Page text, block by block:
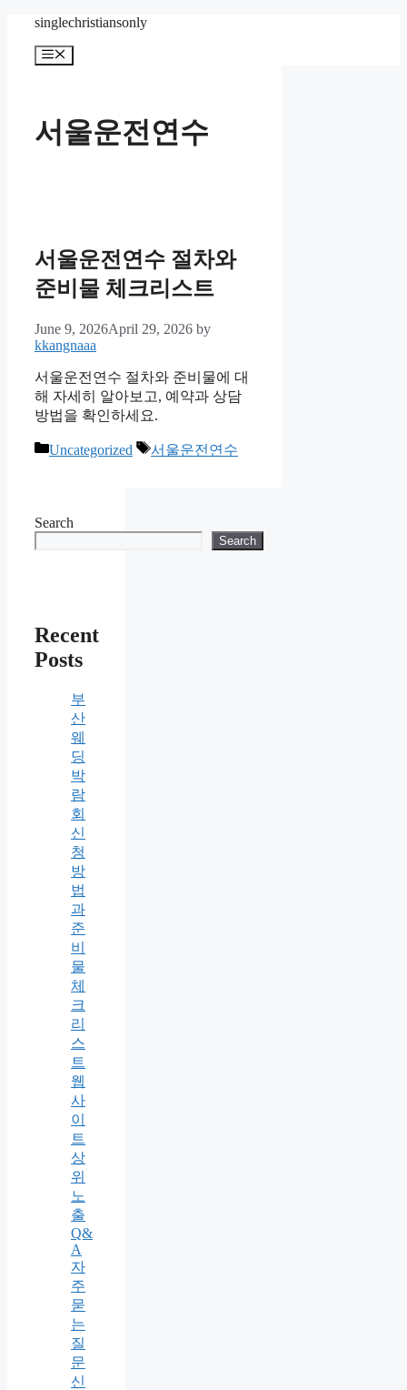
content
singlechristiansonly
Menu
서울운전연수
서울운전연수 절차와
준비물 체크리스트
June 9, 2026April 29, 2026 by
kkangnaaa
서울운전연수 절차와 준비물에 대
해 자세히 알아보고, 예약과 상담
방법을 확인하세요.
Categories
Uncategorized Tags
서울운전연수
Search
Search
Recent
Posts
부
산
웨
딩
박
람
회
신
청
방
법
과
준
비
물
체
크
리
스
트
웹
사
이
트
상
위
노
출
Q&
A
자
주
묻
는
질
문
신